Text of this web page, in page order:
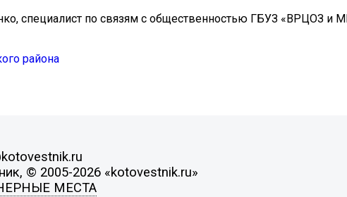
специалист по связям с общественностью ГБУЗ «ВРЦОЗ и
района
© 2005-2026 «kotovestnik.ru»
МЕСТА